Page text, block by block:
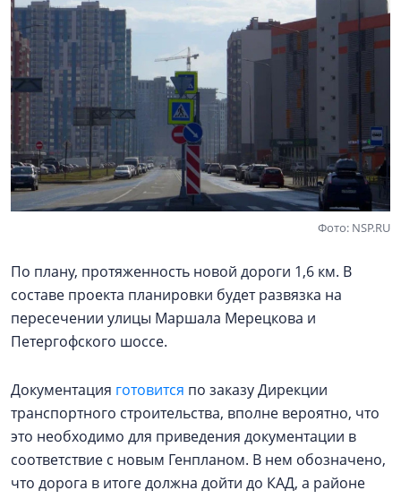
Фото: NSP.RU
По плану, протяженность новой дороги 1,6 км. В
составе проекта планировки будет развязка на
пересечении улицы Маршала Мерецкова и
Петергофского шоссе.
Документация готовится по заказу Дирекции
транспортного строительства, вполне вероятно, что
это необходимо для приведения документации в
соответствие с новым Генпланом. В нем обозначено,
что дорога в итоге должна дойти до КАД, а районе